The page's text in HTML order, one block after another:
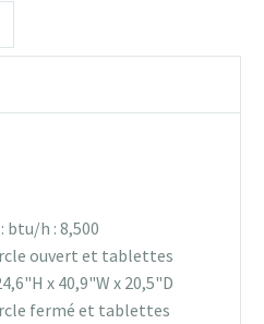
btu/h : 8,500
ouvert et tablettes
x 40,9"W x 20,5"D
fermé et tablettes